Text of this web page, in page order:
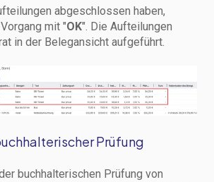
abgeschlossen haben,
mit "OK". Die Aufteilungen
in der Belegansicht aufgeführt.
Prüfung
buchhalterischen Prüfung von